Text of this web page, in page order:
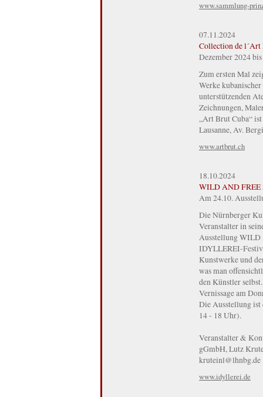
www.sammlung-
07.11.2024
Collection de l´Art
Dezember 2024
Zum ersten Mal
Werke
unterstützenden
Zeichnungen,
„Art Brut Cuba“
Lausanne, Av.
www.artbrut.ch
18.10.2024
WILD AND FREE
Am 24.10.
Die Nürnberger
Veranstalter in
Ausstellung WILD
IDYLLEREI-
Kunstwerke und
was man
den Künstler
Vernissage am
Die Ausstellung ist
14 - 18 Uhr).
Veranstalter &
gGmbH, Lutz
kruteinl@lhnbg.de
www.idyllerei.de